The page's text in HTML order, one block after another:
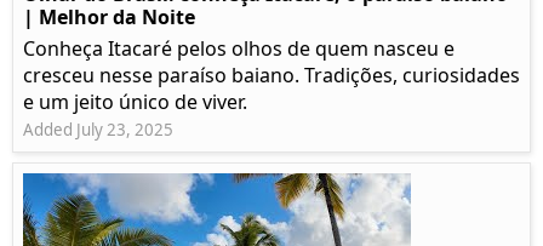
| Melhor da Noite
Conheça Itacaré pelos olhos de quem nasceu e
cresceu nesse paraíso baiano. Tradições, curiosidades
e um jeito único de viver.
Added July 23, 2025